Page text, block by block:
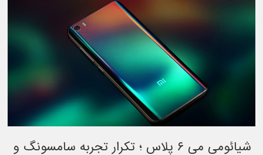
شیائومی می ۶ پلاس ؛ تکرار تجربه سامسونگ و